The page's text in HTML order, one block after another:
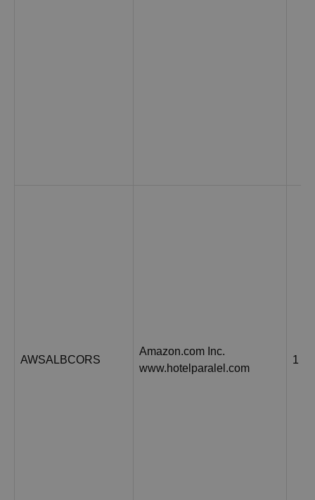
AWSALBCORS
Amazon.com Inc.
www.hotelparalel.com
1